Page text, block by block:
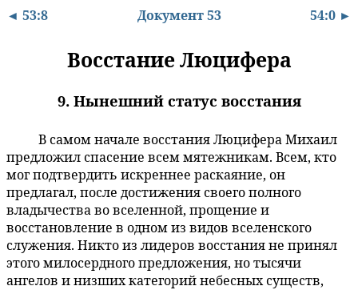
◄ 53:8 Документ 53 54:0 ►
Восстание Люцифера
9. Нынешний статус восстания
В самом начале восстания Люцифера Михаил
предложил спасение всем мятежникам. Всем, кто
мог подтвердить искреннее раскаяние, он
предлагал, после достижения своего полного
владычества во вселенной, прощение и
восстановление в одном из видов вселенского
служения. Никто из лидеров восстания не принял
этого милосердного предложения, но тысячи
ангелов и низших категорий небесных существ,